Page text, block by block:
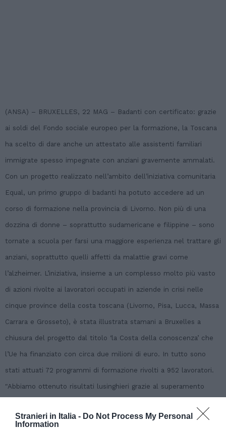
Stranieri in Italia - Do Not Process My Personal
Information
(ANSA) – BRUXELLES, 22 MAG – Badanti con certificato: grazie
ai soldi del Fondo sociale europeo per la formazione, la Toscana
ha scelto di dare anche un attestato alle assistenti familiari
immigrate spesso impegnate con anziani gravemente ammalati.
Con un progetto realizzato nell’ambito dell’iniziativa comunitaria
Equal, un primo gruppo di badanti ha potuto accedere ad un
corso di formazione nella provincia di Livorno. Non più di una
dozzina di donne – soprattutto sudamericane e filippine – sono
tornate a scuola per farsi una maggiore esperienza nel trattare gli
anziani, soprattutto quelli affetti da malattie gravi come
l’alzheimer. L’iniziativa, insieme a un complesso molto più vasto
di azioni rivolte ai lavoratori occupati in aziende in crisi nelle
cinque province della costa toscana (Livorno, Pisa, Lucca, Massa
Carrara e Grosseto), è stata illustrata stamani a Bruxelles a
chiusura del progetto dal titolo ‘la Costa della conoscenza’ che
l’Ue ha finanziato con circa due milioni di euro. In tutto sono
stati attuati 72 programmi di formazione rivolti a 952 lavoratori.
"Abbiamo ottenuto risultati lusinghieri grazie al superamento
istituzioni e parti sociali", ha detto l’assessore al lavoro delle